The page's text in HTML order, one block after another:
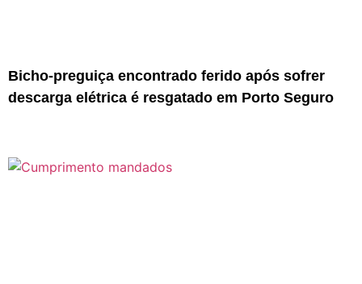
Bicho-preguiça encontrado ferido após sofrer
descarga elétrica é resgatado em Porto Seguro